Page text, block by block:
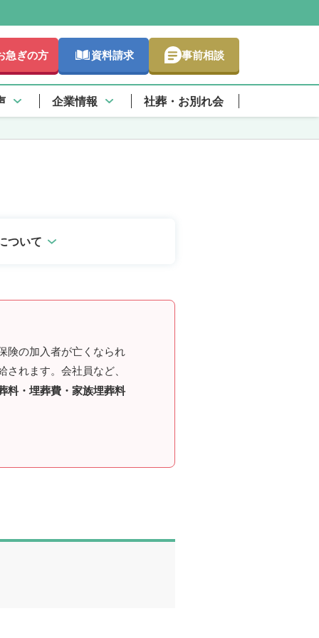
急ぎの方 資料請求 事前相談
企業情報 社葬・お別れ会
ついて
険の加入者が亡くなられ
されます。会社員など、
料・埋葬費・家族埋葬料
さらに詳しく